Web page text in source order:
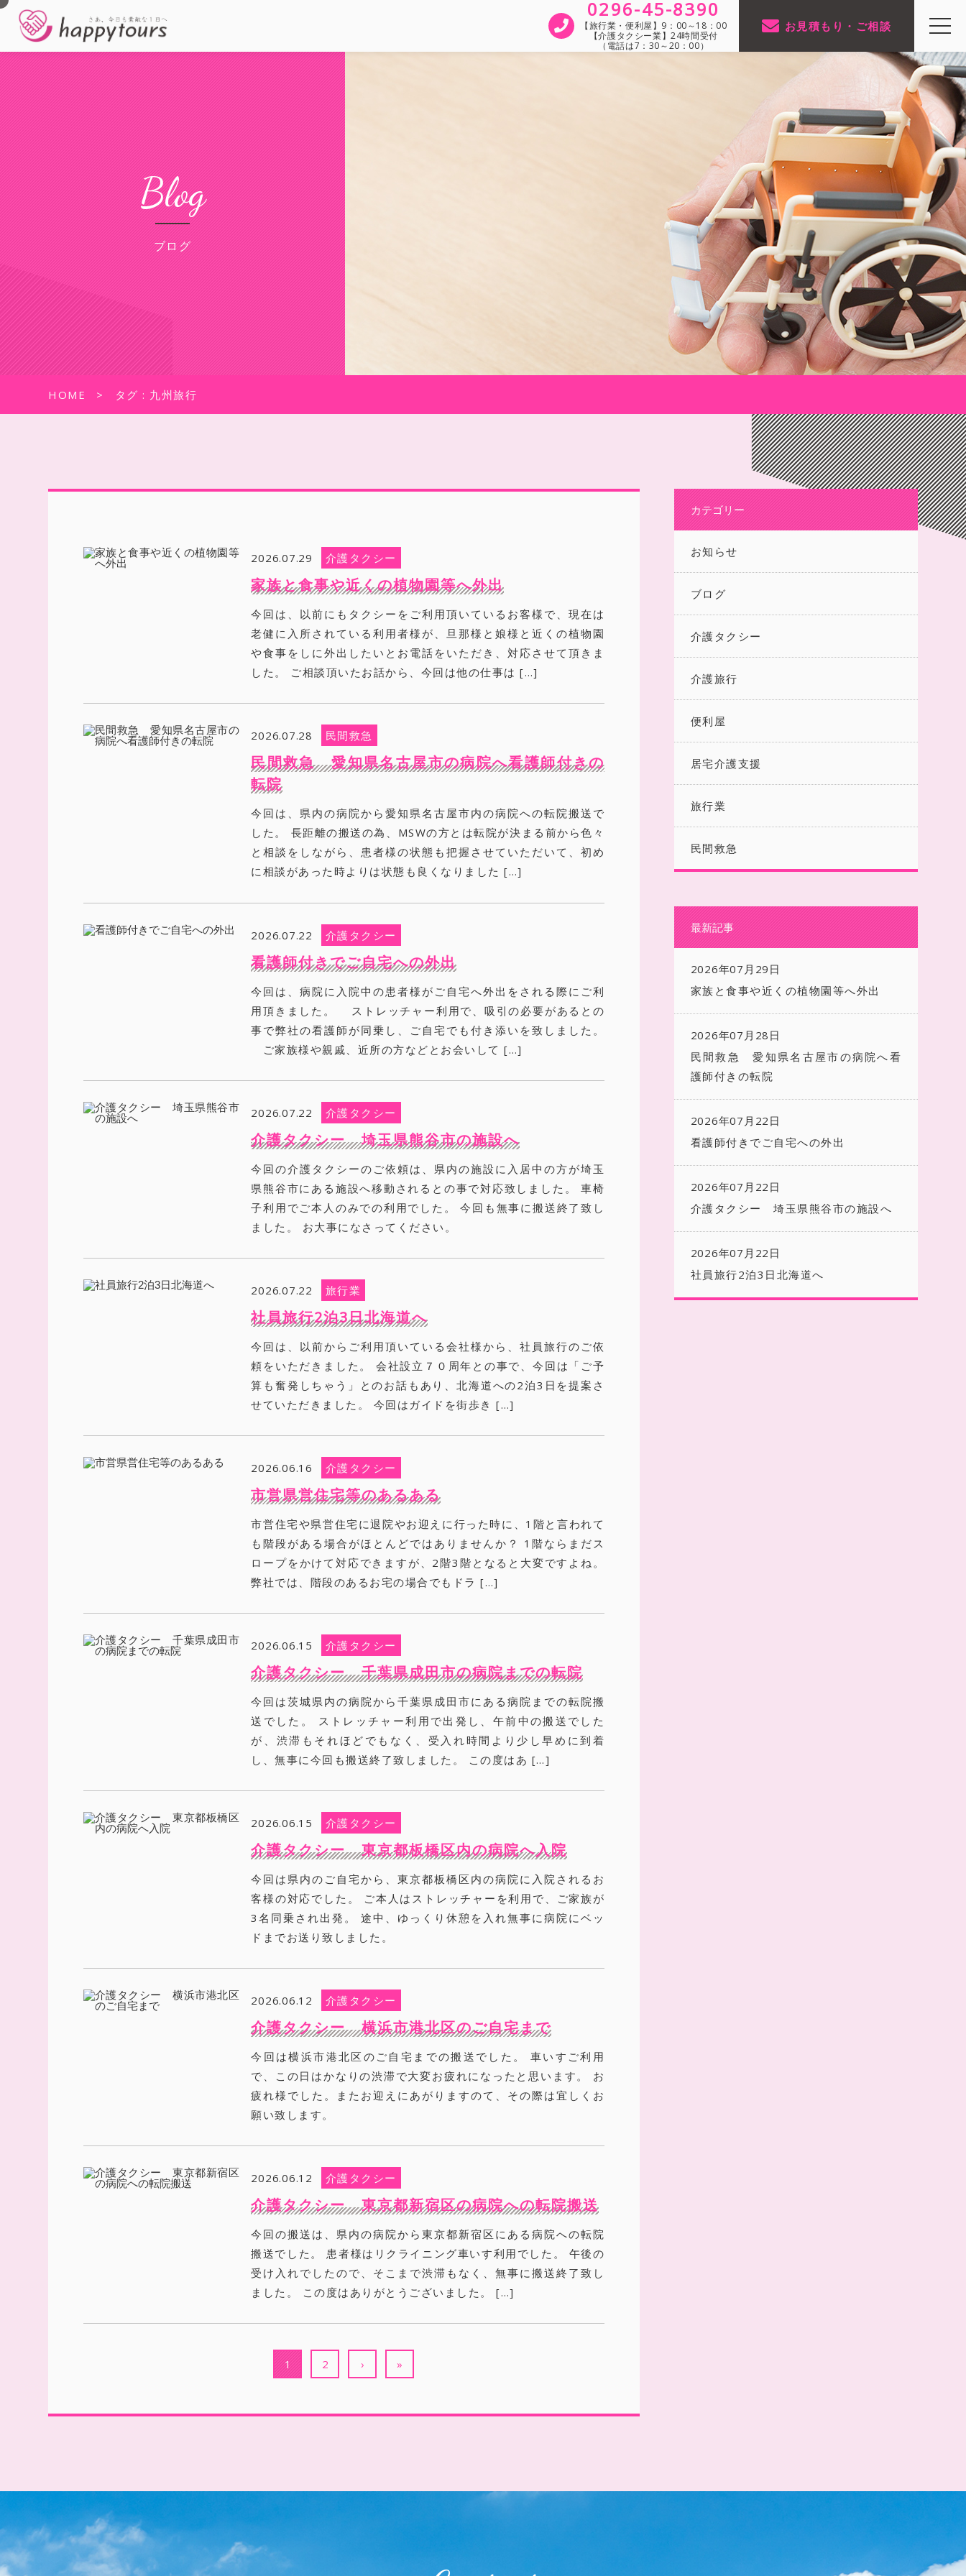
0296-45-8390
【旅行業・便利屋】9：00～18：00
【介護タクシー業】24時間受付
（電話は7：30～20：00）
お見積もり・ご相談
Blog
ブログ
HOME タグ : 九州旅行
2026.07.29 介護タクシー
家族と食事や近くの植物園等へ外出
今回は、以前にもタクシーをご利用頂いているお客様で、現在は
老健に入所されている利用者様が、旦那様と娘様と近くの植物園
や食事をしに外出したいとお電話をいただき、対応させて頂きま
した。 ご相談頂いたお話から、今回は他の仕事は […]
2026.07.28 民間救急
民間救急 愛知県名古屋市の病院へ看護師付きの
転院
今回は、県内の病院から愛知県名古屋市内の病院への転院搬送で
した。 長距離の搬送の為、MSWの方とは転院が決まる前から色々
と相談をしながら、患者様の状態も把握させていただいて、初め
に相談があった時よりは状態も良くなりました […]
2026.07.22 介護タクシー
看護師付きでご自宅への外出
今回は、病院に入院中の患者様がご自宅へ外出をされる際にご利
用頂きました。 ストレッチャー利用で、吸引の必要があるとの
事で弊社の看護師が同乗し、ご自宅でも付き添いを致しました。
ご家族様や親戚、近所の方などとお会いして […]
2026.07.22 介護タクシー
介護タクシー 埼玉県熊谷市の施設へ
今回の介護タクシーのご依頼は、県内の施設に入居中の方が埼玉
県熊谷市にある施設へ移動されるとの事で対応致しました。 車椅
子利用でご本人のみでの利用でした。 今回も無事に搬送終了致し
ました。 お大事になさってください。
2026.07.22 旅行業
社員旅行2泊3日北海道へ
今回は、以前からご利用頂いている会社様から、社員旅行のご依
頼をいただきました。 会社設立７０周年との事で、今回は「ご予
算も奮発しちゃう」とのお話もあり、北海道への2泊3日を提案さ
せていただきました。 今回はガイドを街歩き […]
2026.06.16 介護タクシー
市営県営住宅等のあるある
市営住宅や県営住宅に退院やお迎えに行った時に、1階と言われて
も階段がある場合がほとんどではありませんか？ 1階ならまだス
ロープをかけて対応できますが、2階3階となると大変ですよね。
弊社では、階段のあるお宅の場合でもドラ […]
2026.06.15 介護タクシー
介護タクシー 千葉県成田市の病院までの転院
今回は茨城県内の病院から千葉県成田市にある病院までの転院搬
送でした。 ストレッチャー利用で出発し、午前中の搬送でした
が、渋滞もそれほどでもなく、受入れ時間より少し早めに到着
し、無事に今回も搬送終了致しました。 この度はあ […]
2026.06.15 介護タクシー
介護タクシー 東京都板橋区内の病院へ入院
今回は県内のご自宅から、東京都板橋区内の病院に入院されるお
客様の対応でした。 ご本人はストレッチャーを利用で、ご家族が
3名同乗され出発。 途中、ゆっくり休憩を入れ無事に病院にベッ
ドまでお送り致しました。
2026.06.12 介護タクシー
介護タクシー 横浜市港北区のご自宅まで
今回は横浜市港北区のご自宅までの搬送でした。 車いすご利用
で、この日はかなりの渋滞で大変お疲れになったと思います。 お
疲れ様でした。またお迎えにあがりますのて、その際は宜しくお
願い致します。
2026.06.12 介護タクシー
介護タクシー 東京都新宿区の病院への転院搬送
今回の搬送は、県内の病院から東京都新宿区にある病院への転院
搬送でした。 患者様はリクライニング車いす利用でした。 午後の
受け入れでしたので、そこまで渋滞もなく、無事に搬送終了致し
ました。 この度はありがとうございました。 […]
1 2 › »
カテゴリー
お知らせ
ブログ
介護タクシー
介護旅行
便利屋
居宅介護支援
旅行業
民間救急
最新記事
2026年07月29日
家族と食事や近くの植物園等へ外出
2026年07月28日
民間救急 愛知県名古屋市の病院へ看
護師付きの転院
2026年07月22日
看護師付きでご自宅への外出
2026年07月22日
介護タクシー 埼玉県熊谷市の施設へ
2026年07月22日
社員旅行2泊3日北海道へ